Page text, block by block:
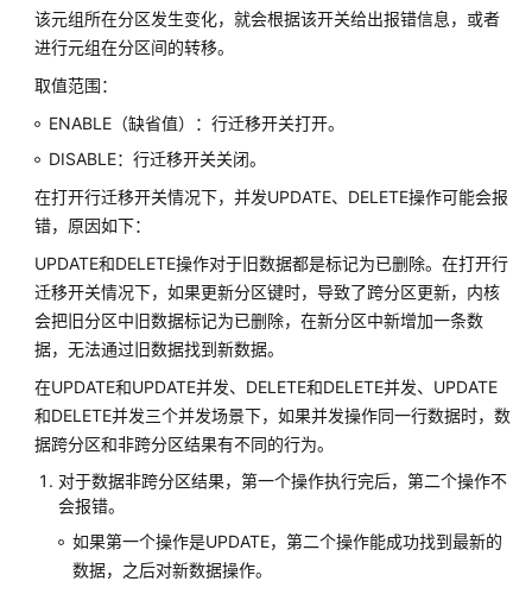
WEAK
PASSWORD
CURSOR
DECLARE
DELETE
DO
DROP
AGGREGATE
DROP
POLICY
该元组所在分区发生变化，就会根据该开关给出报错信息，或者
进行元组在分区间的转移。
取值范围：
ENABLE（缺省值）：行迁移开关打开。
DISABLE：行迁移开关关闭。
在打开行迁移开关情况下，并发UPDATE、DELETE操作可能会报
错，原因如下：
UPDATE和DELETE操作对于旧数据都是标记为已删除。在打开行
迁移开关情况下，如果更新分区键时，导致了跨分区更新，内核
会把旧分区中旧数据标记为已删除，在新分区中新增加一条数
据，无法通过旧数据找到新数据。
在UPDATE和UPDATE并发、DELETE和DELETE并发、UPDATE
和DELETE并发三个并发场景下，如果并发操作同一行数据时，数
据跨分区和非跨分区结果有不同的行为。
对于数据非跨分区结果，第一个操作执行完后，第二个操作不
会报错。
如果第一个操作是UPDATE，第二个操作能成功找到最新的
数据，之后对新数据操作。